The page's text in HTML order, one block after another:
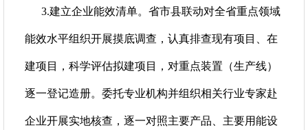
3.建立企业能效清单。省市县联动对全省重点领域
能效水平组织开展摸底调查，认真排查现有项目、在
建项目，科学评估拟建项目，对重点装置（生产线）
逐一登记造册。委托专业机构并组织相关行业专家赴
企业开展实地核查，逐一对照主要产品、主要用能设